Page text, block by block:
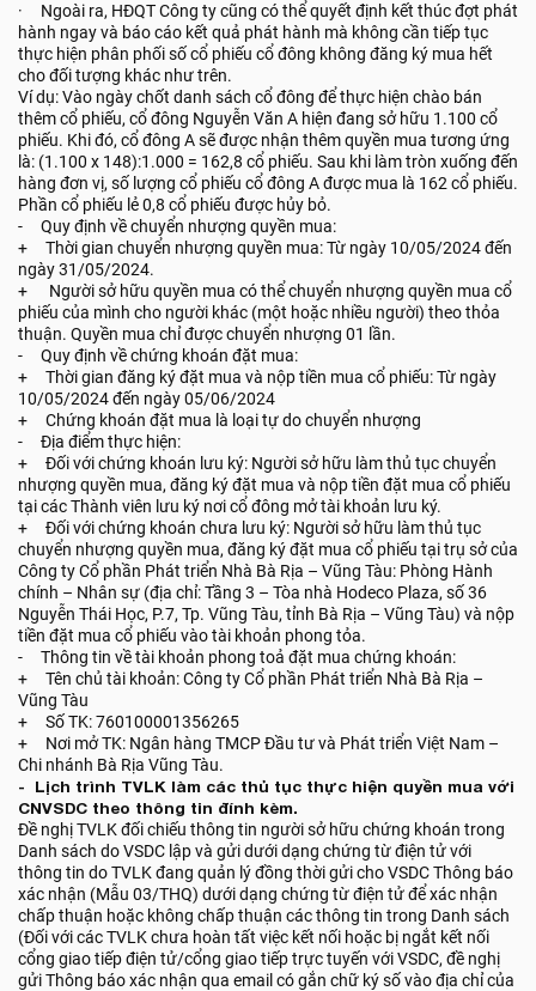
· Ngoài ra, HĐQT Công ty cũng có thể quyết định kết thúc đợt phát
hành ngay và báo cáo kết quả phát hành mà không cần tiếp tục
thực hiện phân phối số cổ phiếu cổ đông không đăng ký mua hết
cho đối tượng khác như trên.
Ví dụ: Vào ngày chốt danh sách cổ đông để thực hiện chào bán
thêm cổ phiếu, cổ đông Nguyễn Văn A hiện đang sở hữu 1.100 cổ
phiếu. Khi đó, cổ đông A sẽ được nhận thêm quyền mua tương ứng
là: (1.100 x 148):1.000 = 162,8 cổ phiếu. Sau khi làm tròn xuống đến
hàng đơn vị, số lượng cổ phiếu cổ đông A được mua là 162 cổ phiếu.
Phần cổ phiếu lẻ 0,8 cổ phiếu được hủy bỏ.
- Quy định về chuyển nhượng quyền mua:
+ Thời gian chuyển nhượng quyền mua: Từ ngày 10/05/2024 đến
ngày 31/05/2024.
+ Người sở hữu quyền mua có thể chuyển nhượng quyền mua cổ
phiếu của mình cho người khác (một hoặc nhiều người) theo thỏa
thuận. Quyền mua chỉ được chuyển nhượng 01 lần.
- Quy định về chứng khoán đặt mua:
+ Thời gian đăng ký đặt mua và nộp tiền mua cổ phiếu: Từ ngày
10/05/2024 đến ngày 05/06/2024
+ Chứng khoán đặt mua là loại tự do chuyển nhượng
- Địa điểm thực hiện:
+ Đối với chứng khoán lưu ký: Người sở hữu làm thủ tục chuyển
nhượng quyền mua, đăng ký đặt mua và nộp tiền đặt mua cổ phiếu
tại các Thành viên lưu ký nơi cổ đông mở tài khoản lưu ký.
+ Đối với chứng khoán chưa lưu ký: Người sở hữu làm thủ tục
chuyển nhượng quyền mua, đăng ký đặt mua cổ phiếu tại trụ sở của
Công ty Cổ phần Phát triển Nhà Bà Rịa – Vũng Tàu: Phòng Hành
chính – Nhân sự (địa chỉ: Tầng 3 – Tòa nhà Hodeco Plaza, số 36
Nguyễn Thái Học, P.7, Tp. Vũng Tàu, tỉnh Bà Rịa – Vũng Tàu) và nộp
tiền đặt mua cổ phiếu vào tài khoản phong tỏa.
- Thông tin về tài khoản phong toả đặt mua chứng khoán:
+ Tên chủ tài khoản: Công ty Cổ phần Phát triển Nhà Bà Rịa –
Vũng Tàu
+ Số TK: 760100001356265
+ Nơi mở TK: Ngân hàng TMCP Đầu tư và Phát triển Việt Nam –
Chi nhánh Bà Rịa Vũng Tàu.
- Lịch trình TVLK làm các thủ tục thực hiện quyền mua với
CNVSDC theo thông tin đính kèm.
Đề nghị TVLK đối chiếu thông tin người sở hữu chứng khoán trong
Danh sách do VSDC lập và gửi dưới dạng chứng từ điện tử với
thông tin do TVLK đang quản lý đồng thời gửi cho VSDC Thông báo
xác nhận (Mẫu 03/THQ) dưới dạng chứng từ điện tử để xác nhận
chấp thuận hoặc không chấp thuận các thông tin trong Danh sách
(Đối với các TVLK chưa hoàn tất việc kết nối hoặc bị ngắt kết nối
cổng giao tiếp điện tử/cổng giao tiếp trực tuyến với VSDC, đề nghị
gửi Thông báo xác nhận qua email có gắn chữ ký số vào địa chỉ của